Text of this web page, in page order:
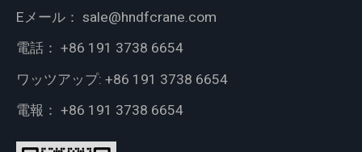
Eメール： sale@hndfcrane.com
電話： +86 191 3738 6654
ワッツアップ: +86 191 3738 6654
電報： +86 191 3738 6654